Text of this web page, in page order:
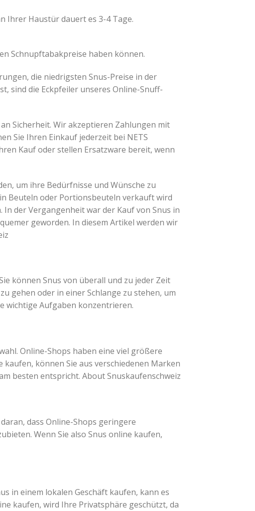
Ihrer Haustür dauert es 3-4 Tage.
Schnupftabakpreise haben können.
die niedrigsten Snus-Preise in der
sind die Eckpfeiler unseres Online-Snuff-
Sicherheit. Wir akzeptieren Zahlungen mit
Sie Ihren Einkauf jederzeit bei NETS
Kauf oder stellen Ersatzware bereit, wenn
um ihre Bedürfnisse und Wünsche zu
Beuteln oder Portionsbeuteln verkauft wird
der Vergangenheit war der Kauf von Snus in
geworden. In diesem Artikel werden wir
können Snus von überall und zu jeder Zeit
gehen oder in einer Schlange zu stehen, um
wichtige Aufgaben konzentrieren.
Online-Shops haben eine viel größere
kaufen, können Sie aus verschiedenen Marken
besten entspricht. About Snuskaufenschweiz
dass Online-Shops geringere
Wenn Sie also Snus online kaufen,
in einem lokalen Geschäft kaufen, kann es
kaufen, wird Ihre Privatsphäre geschützt, da